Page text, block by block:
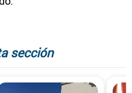
sección